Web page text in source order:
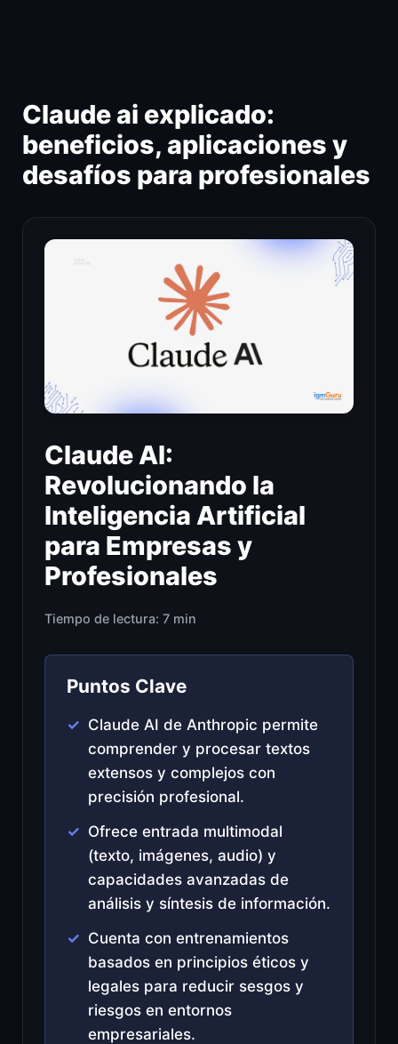
Claude ai explicado:
beneficios, aplicaciones y
desafíos para profesionales
Claude AI:
Revolucionando la
Inteligencia Artificial
para Empresas y
Profesionales
Tiempo de lectura: 7 min
Puntos Clave
Claude AI de Anthropic permite
comprender y procesar textos
extensos y complejos con
precisión profesional.
Ofrece entrada multimodal
(texto, imágenes, audio) y
capacidades avanzadas de
análisis y síntesis de información.
Cuenta con entrenamientos
basados en principios éticos y
legales para reducir sesgos y
riesgos en entornos
empresariales.